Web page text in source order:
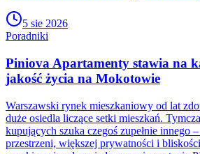
5 sie 2026
Poradniki
Piniova Apartamenty stawia na
jakość życia na Mokotowie
Warszawski rynek mieszkaniowy od lat
duże osiedla liczące setki mieszkań.
kupujących szuka czegoś zupełnie innego
przestrzeni, większej prywatności i